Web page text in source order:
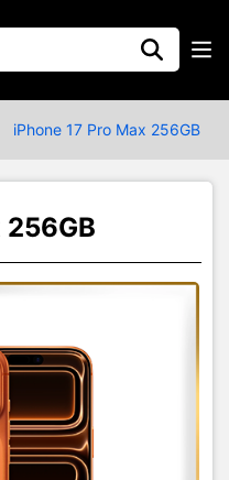
iPhone 17 Pro Max 256GB
256GB